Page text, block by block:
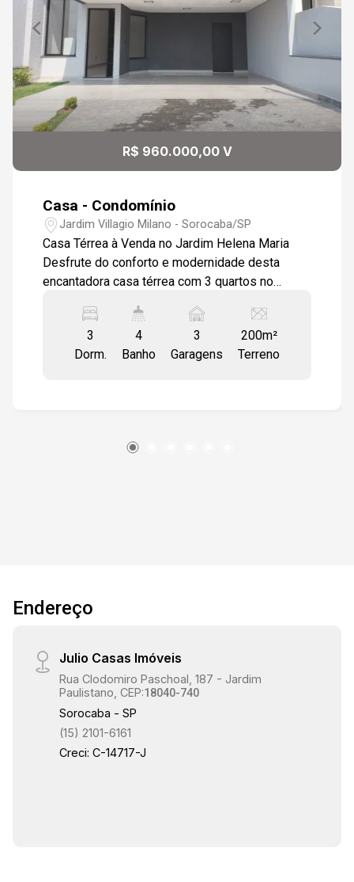
R$ 960.000,00 V
Casa - Condomínio
Jardim Villagio Milano - Sorocaba/SP
Casa Térrea à Venda no Jardim Helena Maria
Desfrute do conforto e modernidade desta
encantadora casa térrea com 3 quartos no
sala ampla com dois ambientes, pé direito alto,
teto em gesso e piso em porcelanato,
integrando-se harmoniosamente com a cozinha
total, ideal para momentos de lazer. A casa
3
Dorm.
4
Banho
3
Garagens
200m²
Terreno
Endereço
Julio Casas Imóveis
Rua Clodomiro Paschoal, 187 - Jardim
Paulistano, CEP:18040-740
Sorocaba - SP
(15) 2101-6161
Creci: C-14717-J